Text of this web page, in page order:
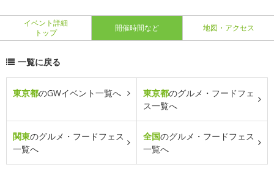
イベント詳細
トップ
開催時間など 地図・アクセス
一覧に戻る
東京都のGWイベント一覧へ 東京都のグルメ・フードフェ
ス一覧へ
関東のグルメ・フードフェス
一覧へ
全国のグルメ・フードフェス
一覧へ